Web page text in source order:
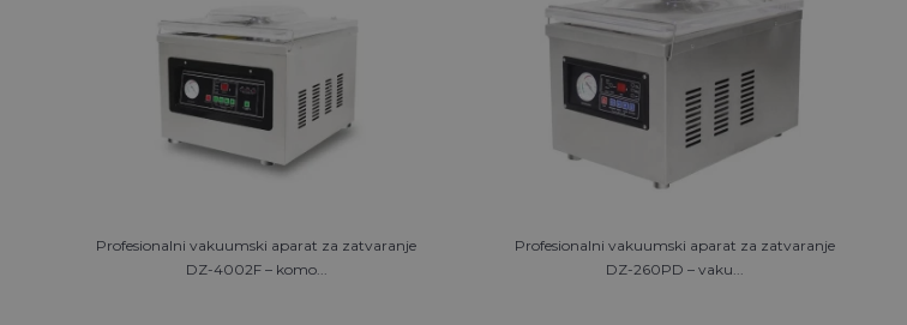
Profesionalni vakuumski aparat za zatvaranje
DZ-4002F – komo...
Profesionalni vakuumski aparat za zatvaranje
DZ-260PD – vaku...